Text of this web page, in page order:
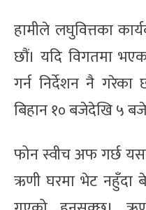
हामीले लघुवित्तका
छौं। यदि विगतमा
गर्न निर्देशन नै गरेका
बिहान १० बजेदेखि ५
फोन स्वीच अफ गर्छ
ऋणी घरमा भेट नहुँदा